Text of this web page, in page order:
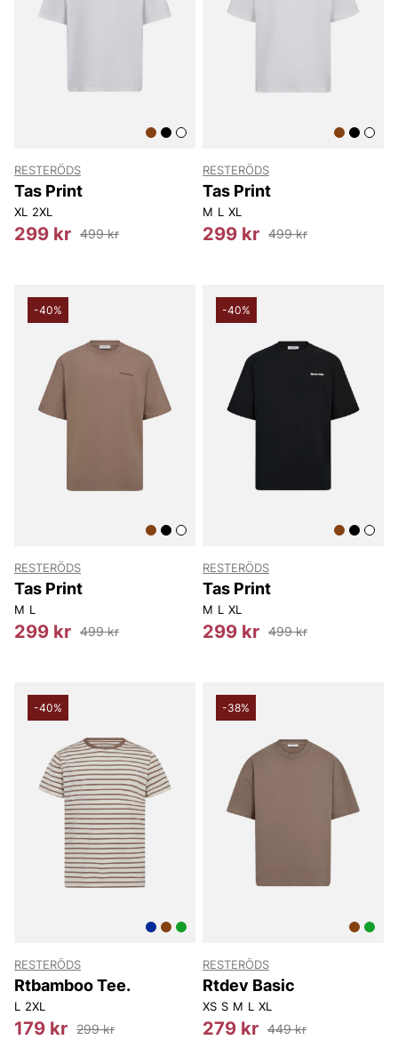
RESTERÖDS
Tas Print
XL 2XL
299 kr 499 kr
RESTERÖDS
Tas Print
M L XL
299 kr 499 kr
-40%
RESTERÖDS
Tas Print
M L
299 kr 499 kr
-40%
RESTERÖDS
Tas Print
M L XL
299 kr 499 kr
-40%
RESTERÖDS
Rtbamboo Tee.
L 2XL
179 kr 299 kr
-38%
RESTERÖDS
Rtdev Basic
XS S M L XL
279 kr 449 kr